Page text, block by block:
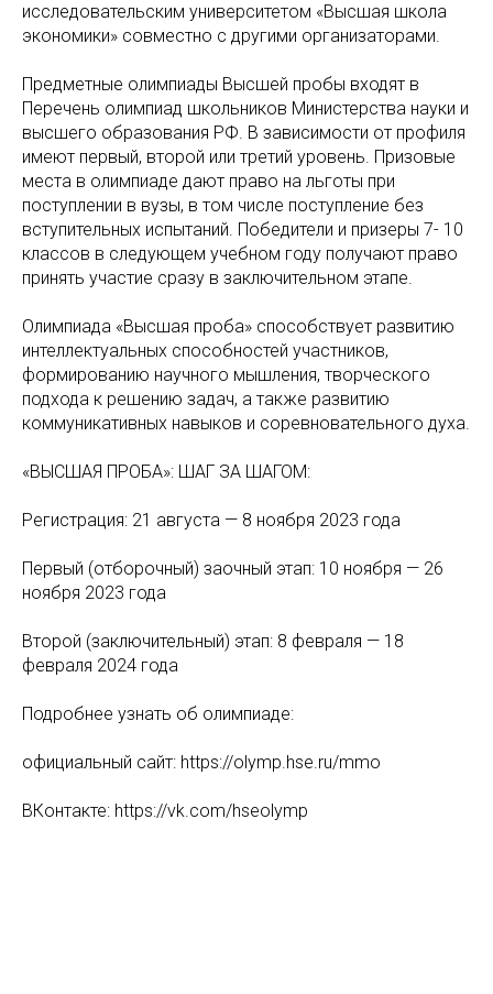
исследовательским университетом «Высшая школа
экономики» совместно с другими организаторами.
Предметные олимпиады Высшей пробы входят в
Перечень олимпиад школьников Министерства науки и
высшего образования РФ. В зависимости от профиля
имеют первый, второй или третий уровень. Призовые
места в олимпиаде дают право на льготы при
поступлении в вузы, в том числе поступление без
вступительных испытаний. Победители и призеры 7- 10
классов в следующем учебном году получают право
принять участие сразу в заключительном этапе.
Олимпиада «Высшая проба» способствует развитию
интеллектуальных способностей участников,
формированию научного мышления, творческого
подхода к решению задач, а также развитию
коммуникативных навыков и соревновательного духа.
«ВЫСШАЯ ПРОБА»: ШАГ ЗА ШАГОМ:
Регистрация: 21 августа — 8 ноября 2023 года
Первый (отборочный) заочный этап: 10 ноября — 26
ноября 2023 года
Второй (заключительный) этап: 8 февраля — 18
февраля 2024 года
Подробнее узнать об олимпиаде:
официальный сайт: https://olymp.hse.ru/mmo
ВКонтакте: https://vk.com/hseolymp